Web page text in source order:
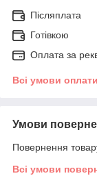
Післяплата
Готівкою
Оплата за
Всі умови оплати
Умови
Повернення
Всі умови